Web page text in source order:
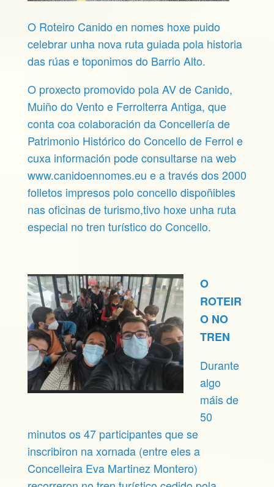
O Roteiro Canido en nomes hoxe puido
celebrar unha nova ruta guiada pola historia
das rúas e toponimos do Barrio Alto.
O proxecto promovido pola AV de Canido,
Muiño do Vento e Ferrolterra Antiga, que
conta coa colaboración da Concellería de
Patrimonio Histórico do Concello de Ferrol e
cuxa información pode consultarse na web
www.canidoennomes.eu e a través dos 2000
folletos impresos polo concello dispoñibles
nas oficinas de turismo,tivo hoxe unha ruta
especial no tren turístico do Concello.
O
ROTEIR
O NO
TREN
Durante
algo
máis de
50
minutos os 47 participantes que se
inscribiron na xornada (entre eles a
Concelleira Eva Martinez Montero)